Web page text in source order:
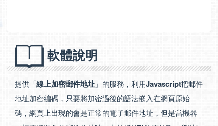
軟體說明
提供「線上加密郵件地址 」的服務，利用Javascript把郵件
地址加密編碼，只要將加密過後的語法嵌入在網頁原始
碼，網頁上出現的會是正常的電子郵件地址，但是當機器